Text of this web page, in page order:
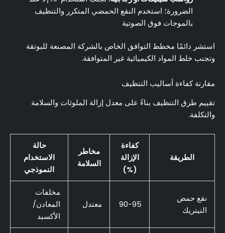
الضرورة؛ استخدم النقع الحمضي المتكرر والتنظيف
بالموجات فوق الصوتية
استشر دائمًا مخطط التوافق الخاص بالشركة المصنعة للبوتقة
وتجنب خلط المواد الكيميائية غير المتوافقة.
مقارنة كفاءة أساليب التنظيف
تقييم طرق التنظيف بناءً على معدل إزالة الملوثات والسلامة
والتكلفة.
الطريقة
كفاءة
الإزالة
(%)
مخاطر
السلامة
حالة
الاستخدام
النموذجي
نقع حمض
النيتريك
90-95 معتدل
مخلفات
المعادن/
الأكسيد